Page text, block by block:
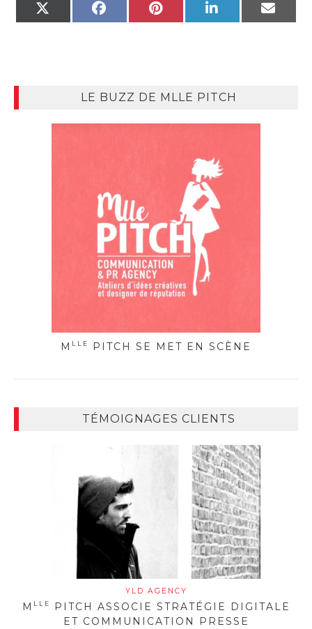
(TWITTER)
FACEBOOK PINTEREST LINKEDIN
LE BUZZ DE MLLE PITCH
M LLE PITCH SE MET EN SCÈNE
TÉMOIGNAGES CLIENTS
YLD AGENCY
M LLE
PITCH ASSOCIE STRATÉGIE DIGITALE
ET COMMUNICATION PRESSE